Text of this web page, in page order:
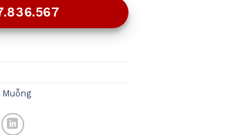
Muỗng